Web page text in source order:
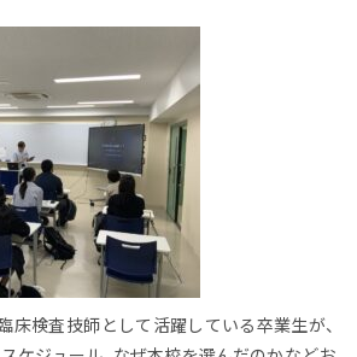
床検査技師として活躍している卒業生が、